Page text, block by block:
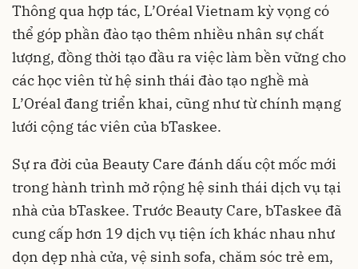
Thông qua hợp tác, L’Oréal Vietnam kỳ vọng có
thể góp phần đào tạo thêm nhiều nhân sự chất
lượng, đồng thời tạo đầu ra việc làm bền vững cho
các học viên từ hệ sinh thái đào tạo nghề mà
L’Oréal đang triển khai, cũng như từ chính mạng
lưới cộng tác viên của bTaskee.
Sự ra đời của Beauty Care đánh dấu cột mốc mới
trong hành trình mở rộng hệ sinh thái dịch vụ tại
nhà của bTaskee. Trước Beauty Care, bTaskee đã
cung cấp hơn 19 dịch vụ tiện ích khác nhau như
dọn dẹp nhà cửa, vệ sinh sofa, chăm sóc trẻ em,